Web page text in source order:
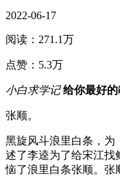
2022-06-17
阅读： 271.1万
点赞： 5.3万
小白求学记 给你最好
张顺。
黑旋风斗浪里白条，为
述了李逵为了给宋江找
恼了浪里白条张顺。张